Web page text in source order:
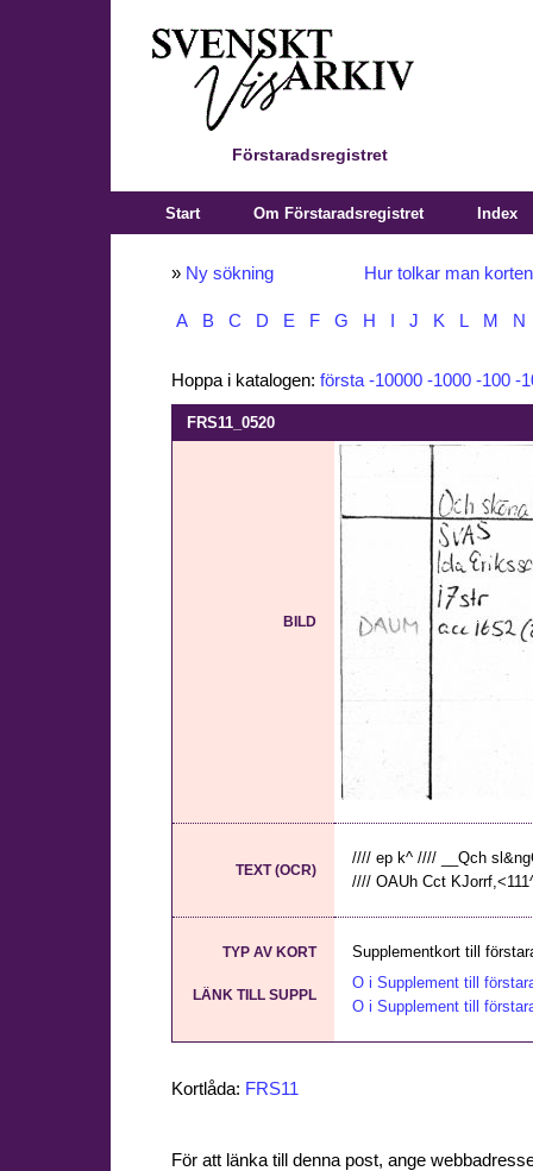
Förstaradsregistret
Start Om Förstaradsregistret Index
» Ny sökning Hur tolkar man
A B C D E F G H J K L M N
Hoppa i katalogen: första -10000 -1000 -100 -
FRS11_0520
BILD
TEXT (OCR)
//// ep k^ //// __Qch
//// OAUh Cct
TYP AV KORT Supplementkort till
LÄNK TILL SUPPL
O i Supplement till
O i Supplement till
Kortlåda: FRS11
För att länka till denna post, ange